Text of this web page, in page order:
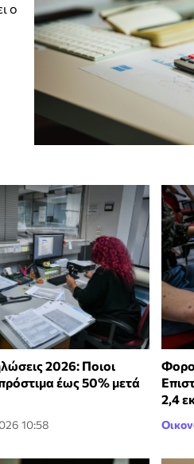
ο
2026: Ποιοι
έως 50% μετά
10:58
2,4